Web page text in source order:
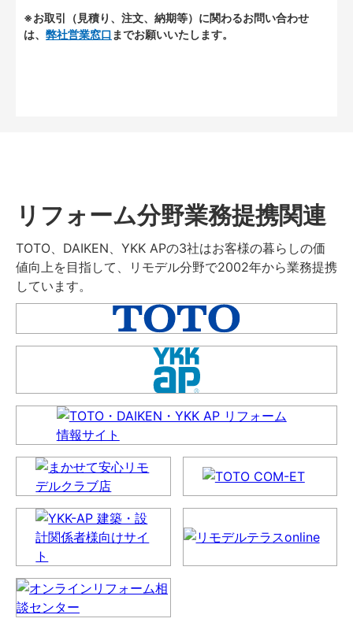
※お取引（見積り、注文、納期等）に関わるお問い合わせ
は、 弊社営業窓口 までお願いいたします。
リフォーム分野業務提携関連
TOTO、DAIKEN、YKK APの3社はお客様の暮らしの価
値向上を目指して、リモデル分野で2002年から業務提携
しています。